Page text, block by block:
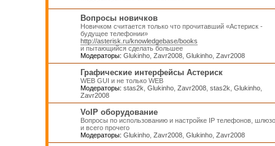
Вопросы новичков
Новичком считается только что прочитавший «Астериск -
будущее телефонии»
http://asterisk.ru/knowledgebase/books
и пытающийся сделать большее
Модераторы: Glukinho, Zavr2008, Glukinho, Zavr2008
Графические интерфейсы Астериск
WEB GUI и не только WEB
Модераторы: stas2k Glukinho, Zavr2008, stas2k Glukinho,
Zavr2008
VoIP оборудование
Вопросы по использованию и настройке IP телефонов,
и всего прочего
Модераторы: Glukinho, Zavr2008, Glukinho, Zavr2008